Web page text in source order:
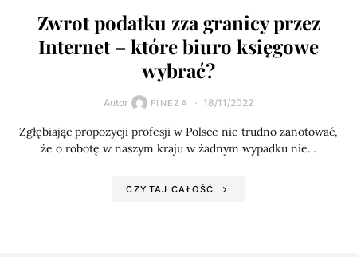
Zwrot podatku zza granicy przez
Internet – które biuro księgowe
wybrać?
Autor FINEZA 18/11/2022
Zgłębiając propozycji profesji w Polsce nie trudno zanotować,
że o robotę w naszym kraju w żadnym wypadku nie…
CZYTAJ CAŁOŚĆ